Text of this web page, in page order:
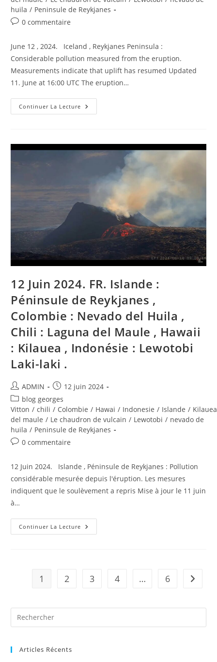
huila / Peninsule de Reykjanes
Commentaires
publication :
0 commentaire
June 12 , 2024. Iceland , Reykjanes Peninsula :
Considerable pollution measured from the eruption.
Measurements indicate that uplift has resumed Updated
11. June at 16:00 UTC The eruption…
Continuer La Lecture June
12,
Reykjanes
Peninsula
Nevado
,
Chile
Maule
,
Hawaii
:
Kilauea
,
Lewotobi
Laki-
Laki
12 Juin 2024. FR. Islande :
Péninsule de Reykjanes ,
Colombie : Nevado del Huila ,
Chili : Laguna del Maule , Hawaii
: Kilauea , Indonésie : Lewotobi
Laki-laki .
Auteur/autrice
de
la
publication :
ADMIN
Publication
publiée :
12 juin 2024
Post
category:
blog georges
Vitton / chili / Colombie / Hawai / Indonesie / Islande / Kilauea
del maule / Le chaudron de vulcain / Lewotobi / nevado de
huila / Peninsule de Reykjanes
Commentaires
publication :
0 commentaire
12 Juin 2024. Islande , Péninsule de Reykjanes : Pollution
considérable mesurée depuis l'éruption. Les mesures
indiquent que le soulèvement a repris Mise à jour le 11 juin
à…
Continuer La Lecture 12
Juin
Reykjanes
Nevado
,
1 2 3 4 … 6 Aller à
Articles Récents